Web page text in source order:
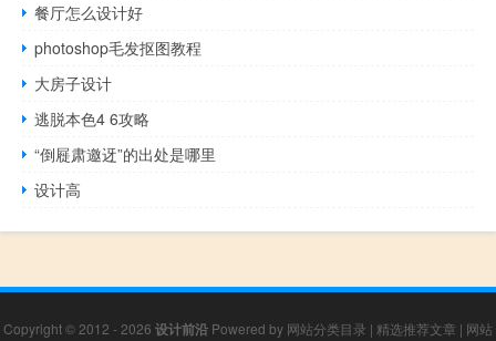
餐厅怎么设计好
photoshop毛发抠图教程
大房子设计
逃脱本色4 6攻略
“倒屣肃邀迓”的出处是哪里
设计高
Copyright © 2012 - 2026 设计前沿 Powered by 网站分类目录 | 精选推荐文章 | 网站